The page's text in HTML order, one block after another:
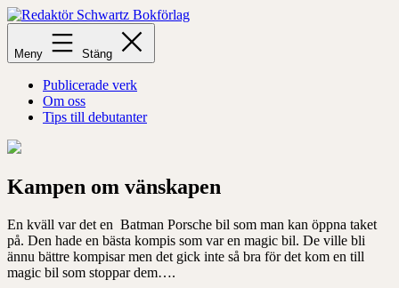
Hoppa
till
innehåll
Redaktör
Schwartz
Bokförlag
Meny Stäng
Publicerade verk
Om oss
Tips till debutanter
Kampen om vänskapen
En kväll var det en Batman Porsche bil som man kan öppna taket
på. Den hade en bästa kompis som var en magic bil. De ville bli
ännu bättre kompisar men det gick inte så bra för det kom en till
magic bil som stoppar dem….